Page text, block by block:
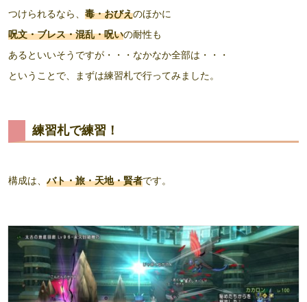
つけられるなら、 毒・おびえのほかに
呪文・ブレス・混乱・呪いの耐性も
あるといいそうですが・・・なかなか全部は・・・
ということで、まずは練習札で行ってみました。
練習札で練習！
構成は、 バト・旅・天地・賢者です。